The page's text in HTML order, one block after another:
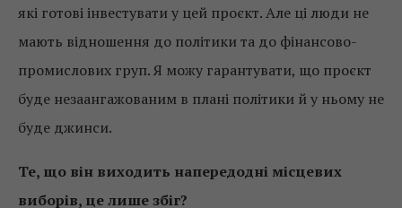
які готові інвестувати у цей проєкт. Але ці люди не
мають відношення до політики та до фінансово-
промислових груп. Я можу гарантувати, що проєкт
буде незаангажованим в плані політики й у ньому не
буде джинси.
Те, що він виходить напередодні місцевих
виборів, це лише збіг?